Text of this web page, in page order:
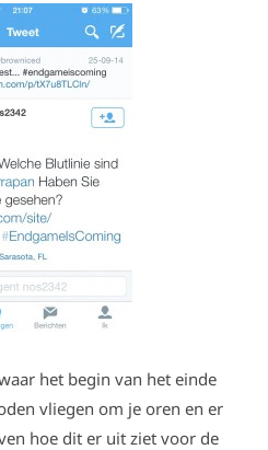
het begin van het einde
vliegen om je oren en er
hoe dit er uit ziet voor de